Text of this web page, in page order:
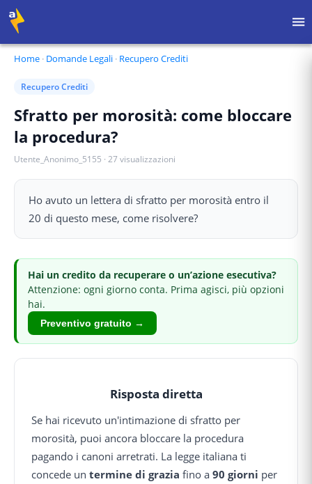
Home · Domande Legali · Recupero Crediti
Recupero Crediti
Sfratto per morosità: come bloccare
la procedura?
Utente_Anonimo_5155 · 27visualizzazioni
Ho avuto un lettera di sfratto per morosità entro il
20 di questo mese, come risolvere?
Hai un credito da recuperare o un’azione esecutiva?
Attenzione: ogni giorno conta. Prima agisci, più opzioni
hai.
Preventivo gratuito →
Risposta diretta
Se hai ricevuto un'intimazione di sfratto per
morosità, puoi ancora bloccare la procedura
pagando i canoni arretrati. La legge italiana ti
concede un termine di grazia fino a 90 giorni per